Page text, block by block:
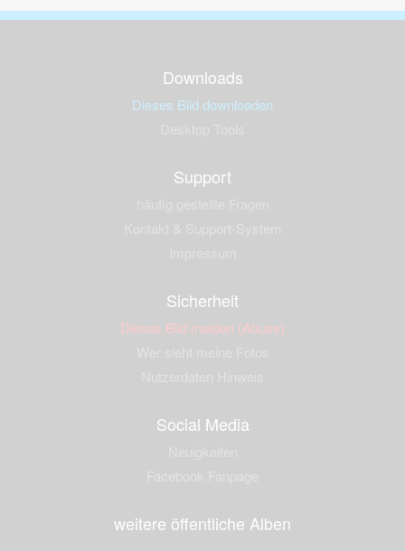
Downloads
Dieses Bild downloaden
Support
Sicherheit
Dieses Bild melden (Abuse)
Social Media
weitere öffentliche Alben